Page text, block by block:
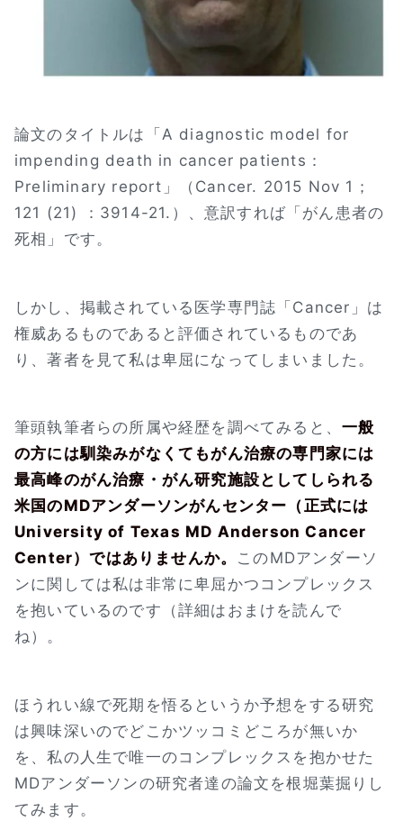
論文のタイトルは「A diagnostic model for
impending death in cancer patients：
Preliminary report」（Cancer. 2015 Nov 1；
121 (21) ：3914-21.）、意訳すれば「がん患者の
死相」です。
しかし、掲載されている医学専門誌「Cancer」は
権威あるものであると評価されているものであ
り、著者を見て私は卑屈になってしまいました。
筆頭執筆者らの所属や経歴を調べてみると、 一般
の方には馴染みがなくてもがん治療の専門家には
最高峰のがん治療・がん研究施設としてしられる
米国のMDアンダーソンがんセンター（正式には
University of Texas MD Anderson Cancer
Center）ではありませんか。 このMDアンダーソ
ンに関しては私は非常に卑屈かつコンプレックス
を抱いているのです（詳細はおまけを読んで
ね）。
ほうれい線で死期を悟るというか予想をする研究
は興味深いのでどこかツッコミどころが無いか
を、私の人生で唯一のコンプレックスを抱かせた
MDアンダーソンの研究者達の論文を根堀葉掘りし
てみます。